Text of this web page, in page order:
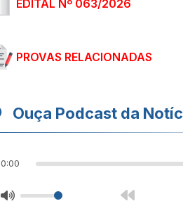
EDITAL Nº 063/2026
PROVAS RELACIONADAS
Ouça Podcast da Notíc
0:00